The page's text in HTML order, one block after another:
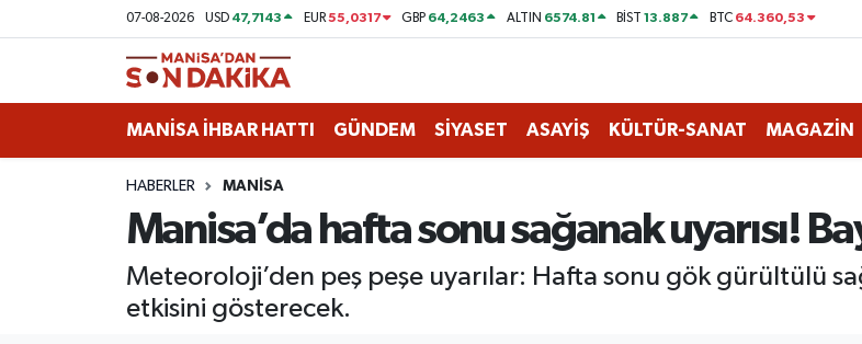
07-08-2026 USD 47,7143 EUR55,0317 GBP 64,2463 ALTIN 6574.81 BİST13.887 BTC 64.360,53
MANİSA İHBAR HATTI GÜNDEM SİYASET ASAYİŞ KÜLTÜR-SANAT MAGAZİN
HABERLER MANİSA
Manisa’da hafta sonu sağanak uyarısı!
Meteoroloji’den peş peşe uyarılar: Hafta sonu gök gürültülü
etkisini gösterecek.
GÜNDEM
KÜLTÜR-SANAT
MANİSA'DA TRAFİK
Hava Durumu
Trafik Durumu
Puan Durumu ve Fikstür
Son Dakika Haberleri